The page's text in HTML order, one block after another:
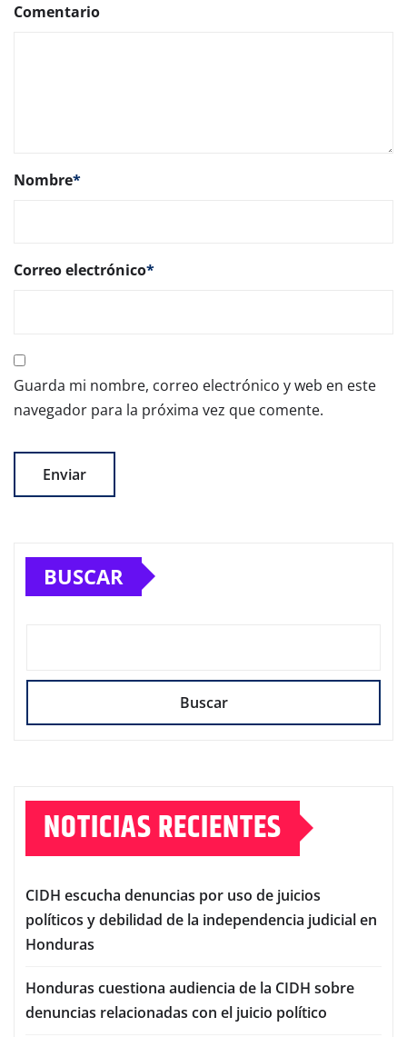
Comentario
Nombre*
Correo electrónico*
Guarda mi nombre, correo electrónico y web en este
navegador para la próxima vez que comente.
BUSCAR
Buscar
NOTICIAS RECIENTES
CIDH escucha denuncias por uso de juicios
políticos y debilidad de la independencia judicial en
Honduras
Honduras cuestiona audiencia de la CIDH sobre
denuncias relacionadas con el juicio político